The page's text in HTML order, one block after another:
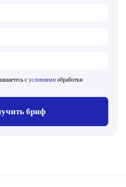
с условиями обработки
бриф